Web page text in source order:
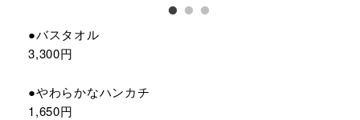
●バスタオル
3,300円
●やわらかなハンカチ
1,650円